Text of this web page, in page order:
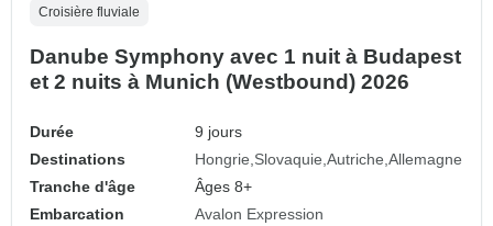
Croisière fluviale
Danube Symphony avec 1 nuit à Budapest
et 2 nuits à Munich (Westbound) 2026
Durée
9 jours
Destinations
Hongrie Slovaquie Autriche Allemagne
Tranche d'âge
Âges 8+
Embarcation
Avalon Expression